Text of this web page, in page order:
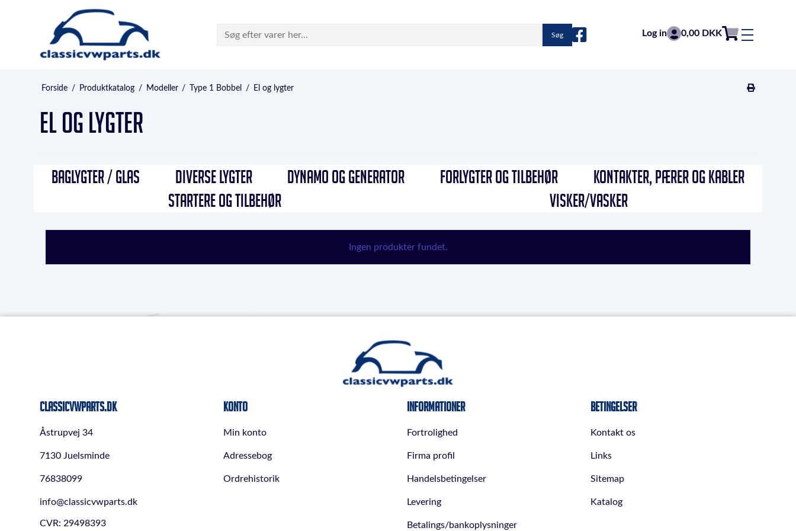
Søg Log in 0,00 DKK
Forside / Produktkatalog / Modeller / Type 1 Bobbel / El og lygter
El og lygter
BAGLYGTER / GLAS DIVERSE LYGTER DYNAMO OG GENERATOR FORLYGTER OG TILBEHØR
KONTAKTER, PÆRER OG KABLER
STARTERE OG TILBEHØR
VISKER/VASKER
Ingen produkter fundet.
ClassicVWParts.dk
Åstrupvej 34
7130 Juelsminde
76838099
info@classicvwparts.dk
CVR: 29498393
Konto
Min konto
Adressebog
Ordrehistorik
Informationer
Fortrolighed
Firma profil
Handelsbetingelser
Levering
Betalings/bankoplysninger
Betingelser
Kontakt os
Links
Sitemap
Katalog